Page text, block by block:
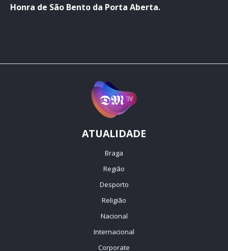
Honra de São Bento da Porta Aberta.
ATUALIDADE
Braga
Região
Desporto
Religião
Nacional
Internacional
Corporate